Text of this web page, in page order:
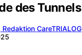
des Tunnels
Redaktion CareTRIALOG